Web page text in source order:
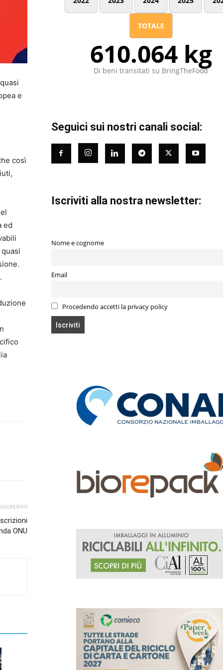
e
così
ed
ONU
TOTALE
610.064 kg
Di beni transitati su BringTheFood
Seguici sui nostri canali social:
Iscriviti alla nostra newsletter:
Nome e cognome
Email
Procedendo accetti la privacy policy